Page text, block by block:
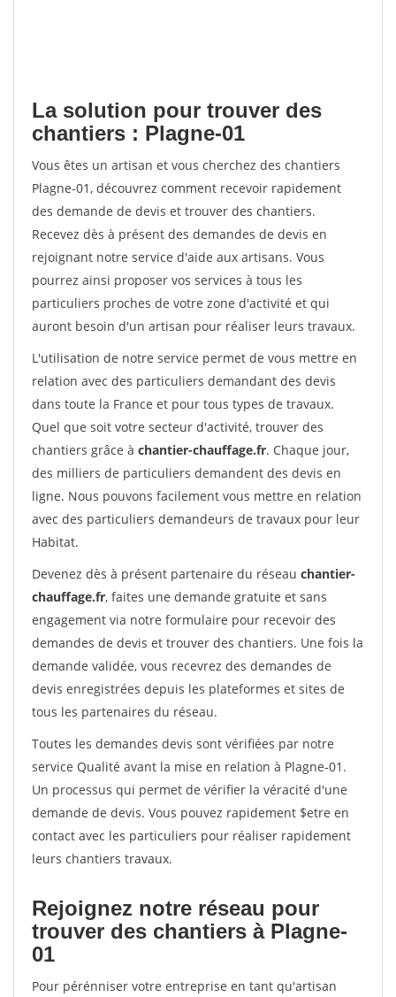
La solution pour trouver des
chantiers : Plagne-01
Vous êtes un artisan et vous cherchez des chantiers
Plagne-01, découvrez comment recevoir rapidement
des demande de devis et trouver des chantiers.
Recevez dès à présent des demandes de devis en
rejoignant notre service d'aide aux artisans. Vous
pourrez ainsi proposer vos services à tous les
particuliers proches de votre zone d'activité et qui
auront besoin d'un artisan pour réaliser leurs travaux.
L'utilisation de notre service permet de vous mettre en
relation avec des particuliers demandant des devis
dans toute la France et pour tous types de travaux.
Quel que soit votre secteur d'activité, trouver des
chantiers grâce à chantier-chauffage.fr. Chaque jour,
des milliers de particuliers demandent des devis en
ligne. Nous pouvons facilement vous mettre en relation
avec des particuliers demandeurs de travaux pour leur
Habitat.
Devenez dès à présent partenaire du réseau chantier-
chauffage.fr, faites une demande gratuite et sans
engagement via notre formulaire pour recevoir des
demandes de devis et trouver des chantiers. Une fois la
demande validée, vous recevrez des demandes de
devis enregistrées depuis les plateformes et sites de
tous les partenaires du réseau.
Toutes les demandes devis sont vérifiées par notre
service Qualité avant la mise en relation à Plagne-01.
Un processus qui permet de vérifier la véracité d'une
demande de devis. Vous pouvez rapidement $etre en
contact avec les particuliers pour réaliser rapidement
leurs chantiers travaux.
Rejoignez notre réseau pour
trouver des chantiers à Plagne-
01
Pour pérénniser votre entreprise en tant qu'artisan